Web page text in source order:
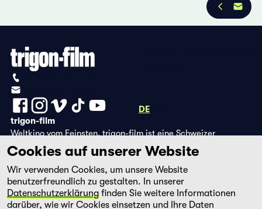
DE
trigon-film
Weltkino vom Feinsten. trigon-film ist eine Schweizer
Filmstiftung, die seit 1988 sorgfältig ausgewählte Filme aus
Lateinamerika, Asien, Afrika und dem östlichen Europa im
Kino herausbringt und eine eigene DVD-Edition sowie die
Streaming-Plattform filmingo betreibt.
Cookies auf unserer Website
Wir verwenden Cookies, um unsere Website
benutzerfreundlich zu gestalten. In unserer
Datenschutzerklärung finden Sie weitere Informationen
darüber, wie wir Cookies einsetzen und Ihre Daten